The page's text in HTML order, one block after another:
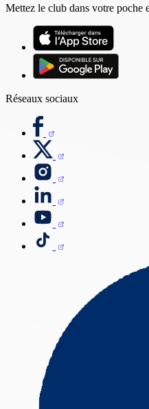
Mettez le club dans votre poche
Réseaux sociaux